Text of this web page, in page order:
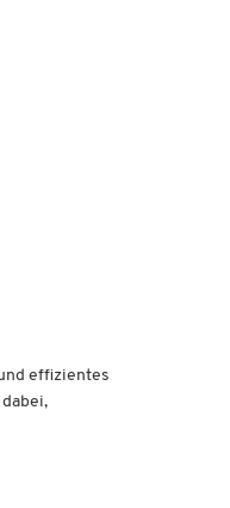
effizientes